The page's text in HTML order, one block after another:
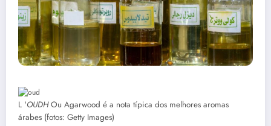
L 'OUDHOu Agarwood é a nota típica dos melhores aromas
árabes (fotos: Getty Images)